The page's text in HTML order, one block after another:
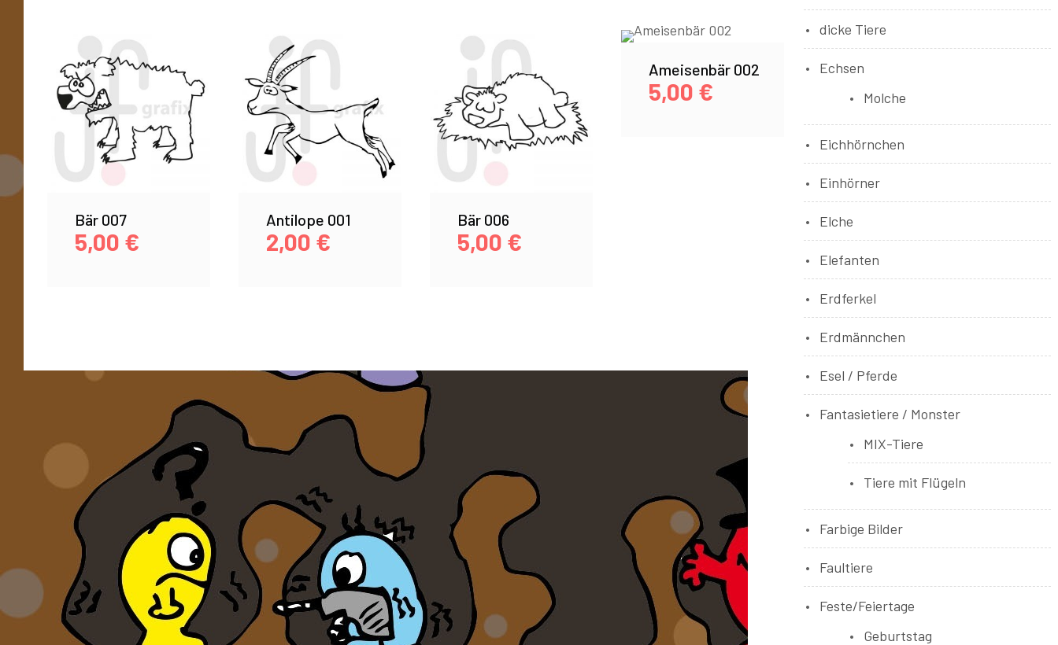
Bär 007
5,00 €
Antilope 001
2,00 €
Bär 006
5,00 €
Ameisenbär 002
5,00 €
dicke Tiere
Echsen
Molche
Eichhörnchen
Einhörner
Elche
Elefanten
Erdferkel
Erdmännchen
Esel / Pferde
Fantasietiere / Monster
MIX-Tiere
Tiere mit Flügeln
Farbige Bilder
Faultiere
Feste/Feiertage
Geburtstag